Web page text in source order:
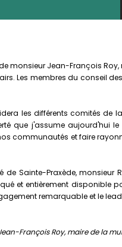
monsieur Jean-François
Les membres du conseil
les différents comités
que j'assume aujourd'hui
communautés et faire
Sainte-Praxède,
et entièrement disponible
remarquable et le
François Roy, maire de la